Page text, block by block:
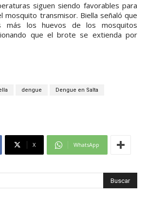
siguen siendo favorables para
mosquito transmisor. Biella señaló que
más los huevos de los mosquitos
que el brote se extienda por
dengue Dengue en Salta
X WhatsApp